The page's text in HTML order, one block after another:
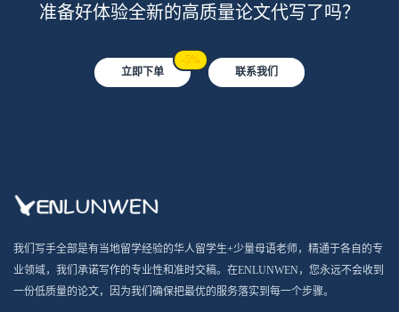
准备好体验全新的高质量论文代写了吗？
立即下单
-5%
联系我们
我们写手全部是有当地留学经验的华人留学生+少量母语老师，精通于各自的专
业领域，我们承诺写作的专业性和准时交稿。在ENLUNWEN，您永远不会收到
一份低质量的论文，因为我们确保把最优的服务落实到每一个步骤。